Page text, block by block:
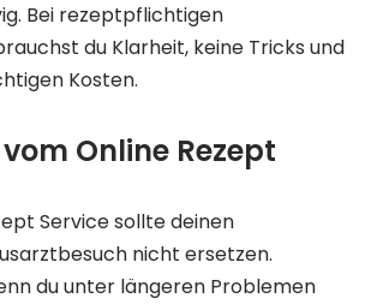
Bei rezeptpflichtigen
du Klarheit, keine Tricks und
Kosten.
Online Rezept
Service sollte deinen
nicht ersetzen.
du unter längeren Problemen